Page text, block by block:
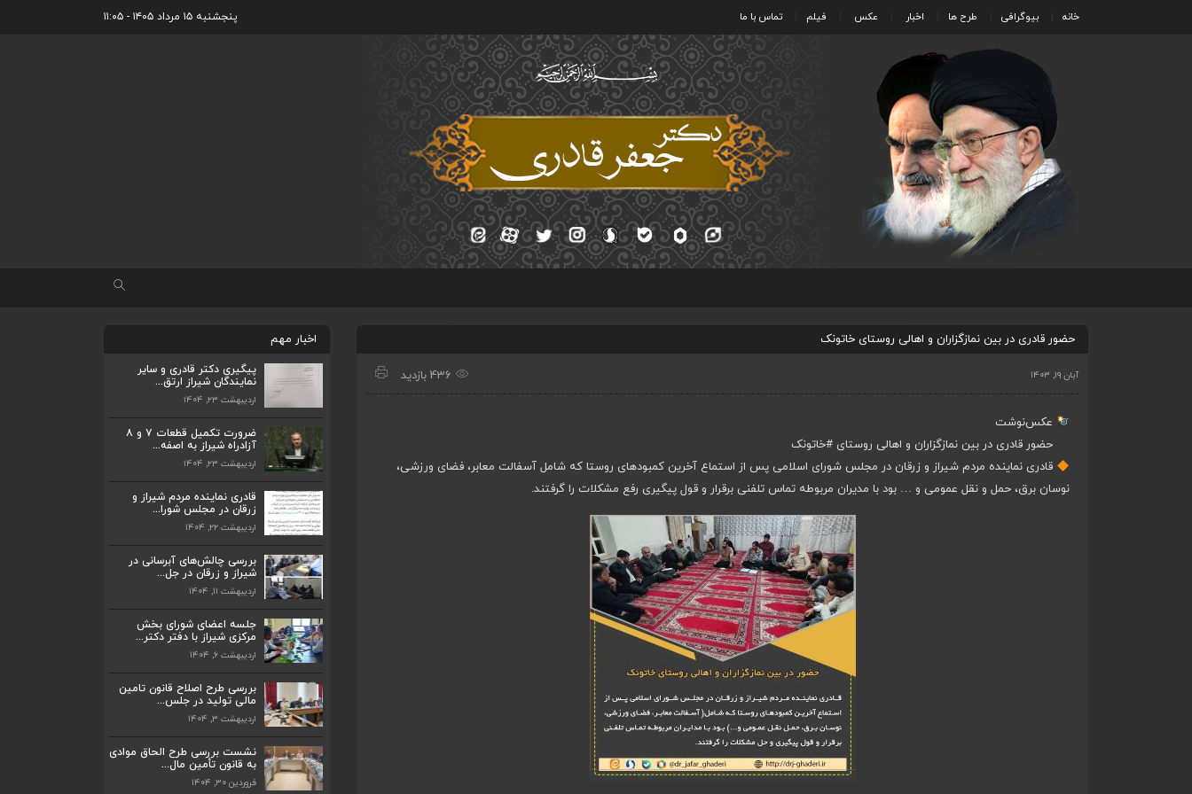
خانه بیوگرافی طرح ها اخبار عکس فیلم تماس با ما پنجشنبه ۱۵ مرداد ۱۴۰۵ - ۱۱:۰۵
حضور قادری در بین نمازگزاران و اهالی روستای خاتونک
آبان ۱۹, ۱۴۰۳ 436 بازدید
عکس‌نوشت
حضور قادری در بین نمازگزاران و اهالی روستای #خاتونک
قادری نماینده مردم شیراز و زرقان در مجلس شورای اسلامی پس از استماع آخرین کمبودهای روستا که شامل آسفالت معابر، فضای ورزشی،
نوسان برق، حمل و نقل عمومی و … بود با مدیران مربوطه تماس تلفنی برقرار و قول پیگیری رفع مشکلات را گرفتند.
اخبار مهم
پیگیری دکتر قادری و سایر
نمایندگان شیراز ارتق...
اردیبهشت ۲۳, ۱۴۰۴
ضرورت تکمیل قطعات ۷ و ۸
آزادراه شیراز به اصفه...
اردیبهشت ۲۳, ۱۴۰۴
قادری نماینده مردم شیراز و
زرقان در مجلس شورا...
اردیبهشت ۲۲, ۱۴۰۴
بررسی چالش‌های آبرسانی در
شیراز و زرقان در جل...
اردیبهشت ۱۱, ۱۴۰۴
جلسه اعضای شورای بخش
مرکزی شیراز با دفتر دکتر...
اردیبهشت ۶, ۱۴۰۴
بررسی طرح اصلاح قانون تامین
مالی تولید در جلس...
اردیبهشت ۳, ۱۴۰۴
نشست بررسی طرح الحاق موادی
به قانون تأمین مال...
فروردین ۳۰, ۱۴۰۴
اردیبهشت ۲۳, ۱۴۰۴
قادری نماینده مردم شیراز و زرقان در مجلس
اردیبهشت ۲۲, ۱۴۰۴
بررسی چالش‌های آبرسانی در شیراز و زرقان
اردیبهشت ۱۱, ۱۴۰۴
جلسه اعضای شورای بخش مرکزی شیراز با
اردیبهشت ۶, ۱۴۰۴
ارتق...
اردیبهشت ۲۳, ۱۴۰۴
به اصفه...
اردیبهشت ۲۳, ۱۴۰۴